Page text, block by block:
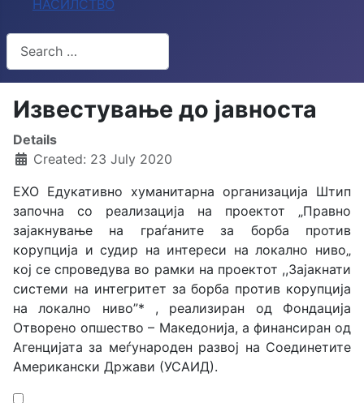
НАСИЛСТВО
Search
Type 2 or more characters for results.
Известување до јавноста
Details
Created: 23 July 2020
ЕХО Едукативно хуманитарна организација Штип
започна со реализација на проектот „Правно
зајакнување на граѓаните за борба против
корупција и судир на интереси на локално ниво„
кој се спроведува во рамки на проектот ,,Зајакнати
системи на интегритет за борба против корупција
на локално ниво”* , реализиран од Фондација
Отворено опшество – Македонија, а финансиран од
Агенцијата за меѓународен развој на Соединетите
Американски Држави (УСАИД).